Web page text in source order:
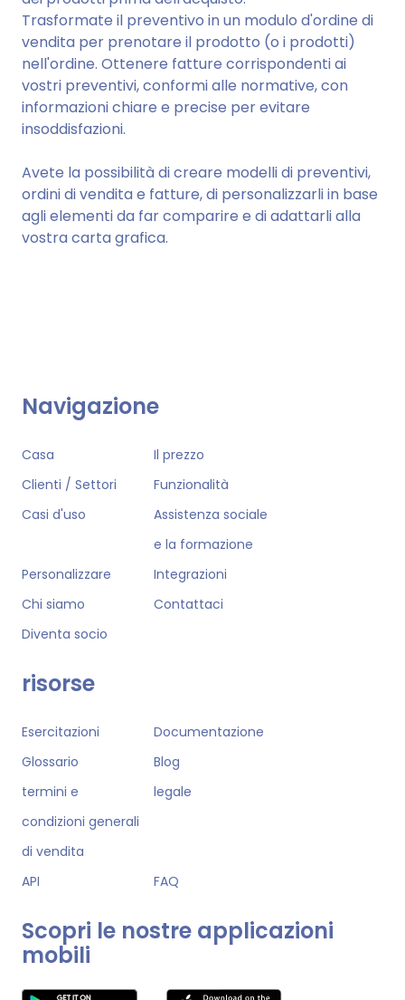
Trasformate il preventivo in un modulo d'ordine di
vendita per prenotare il prodotto (o i prodotti)
nell'ordine. Ottenere fatture corrispondenti ai
vostri preventivi, conformi alle normative, con
informazioni chiare e precise per evitare
insoddisfazioni.
Avete la possibilità di creare modelli di preventivi,
ordini di vendita e fatture, di personalizzarli in base
agli elementi da far comparire e di adattarli alla
vostra carta grafica.
Navigazione
Casa
Il prezzo
Clienti / Settori
Funzionalità
Casi d'uso
Assistenza sociale
e la formazione
Personalizzare
Integrazioni
Chi siamo
Contattaci
Diventa socio
risorse
Esercitazioni
Documentazione
Glossario
Blog
termini e
condizioni generali
di vendita
legale
API FAQ
Scopri le nostre applicazioni
mobili